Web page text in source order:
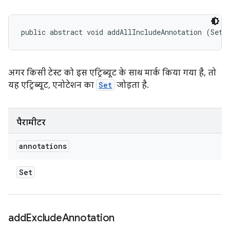
public abstract void addAllIncludeAnnotation
अगर किसी टेस्ट को इस एट्रिब्यूट के साथ मार्क किया गया है, तो
यह एट्रिब्यूट, एनोटेशन का Set जोड़ता है.
पैरामीटर
annotations
Set
addExcludeAnnotation